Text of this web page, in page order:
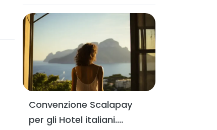
Convenzione Scalapay
per gli Hotel italiani....